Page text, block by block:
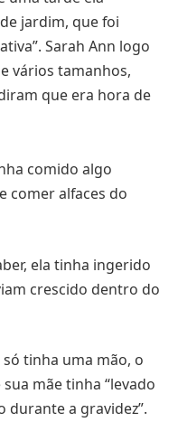
jardim, que foi
Sarah Ann logo
vários tamanhos,
que era hora de
comido algo
comer alfaces do
ela tinha ingerido
crescido dentro do
tinha uma mão, o
mãe tinha “levado
durante a gravidez”.